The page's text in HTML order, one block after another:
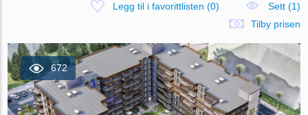
Legg til i favorittlisten (0)
Sett (1)
Tilby prisen
672